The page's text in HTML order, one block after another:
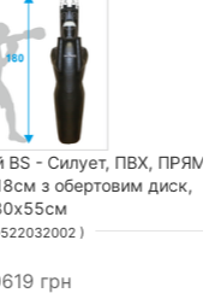
ПВХ, ПРЯМИЙ
диск,
)